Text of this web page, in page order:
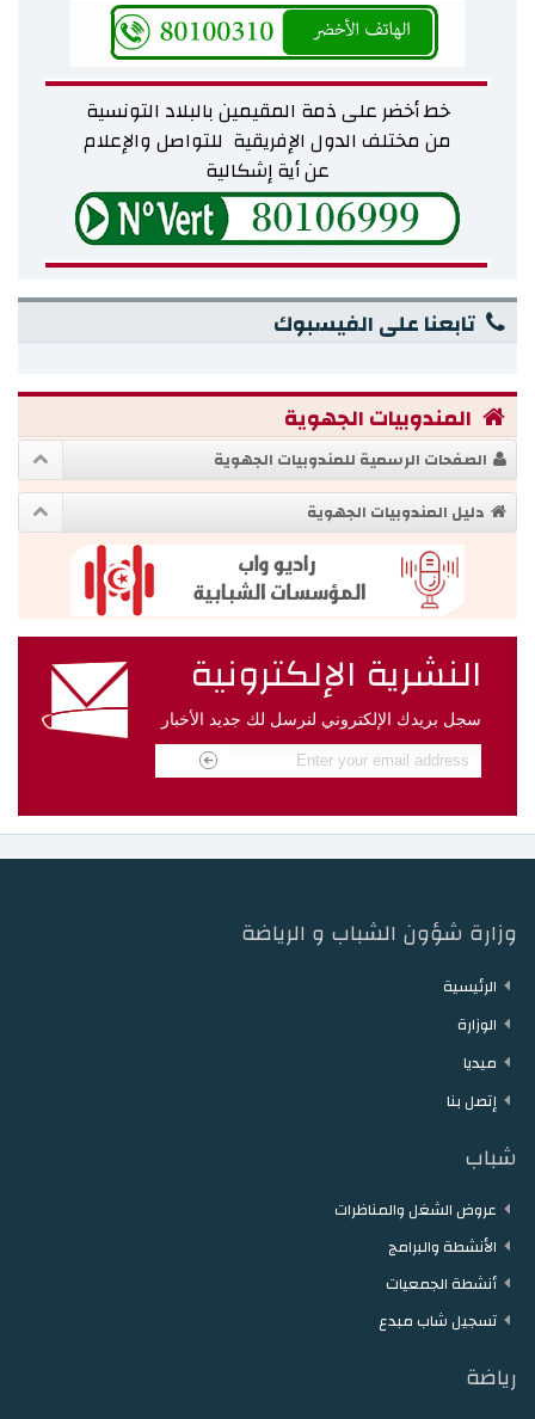
خط أخضر على ذمة المقيمين بالبلاد التونسية
من مختلف الدول الإفريقية للتواصل والإعلام
عن أية إشكالية
تابعنا على الفيسبوك
المندوبيات الجهوية
الصفحات الرسمية للمندوبيات الجهوية
دليل المندوبيات الجهوية
النشرية الإلكترونية
سجل بريدك الإلكتروني لنرسل لك جديد الأخبار
وزارة شؤون الشباب و الرياضة
الرئيسية
الوزارة
ميديا
إتصل بنا
شباب
عروض الشغل والمناظرات
الأنشطة والبرامج
أنشطة الجمعيات
تسجيل شاب مبدع
رياضة